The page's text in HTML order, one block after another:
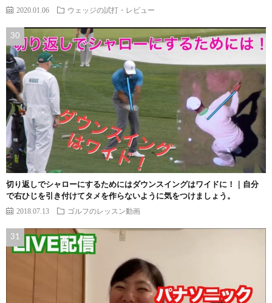
2020.01.06 ウェッジの試打・レビュー
切り返しでシャローにするためにはダウンスイングはワイドに！｜自分
で右ひじを引き付けてタメを作らないように気をつけましょう。
2018.07.13 ゴルフのレッスン動画